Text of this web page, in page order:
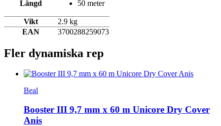
Längd 50 meter
Vikt
2.9 kg
EAN
3700288259073
Fler dynamiska rep
Beal
Booster III 9,7 mm x 60 m Unicore Dry Cover
Anis